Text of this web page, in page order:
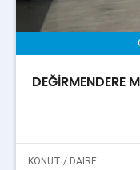
DEĞİRMENDERE
KONUT / DAİRE